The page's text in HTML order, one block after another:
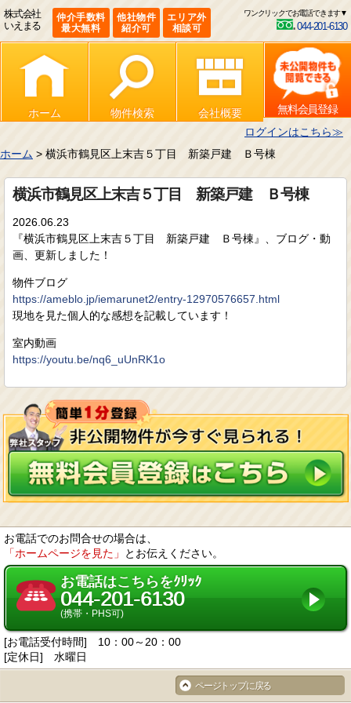
株式会社
いえまる
仲介手数料
最大無料
他社物件
紹介可
エリア外
相談可
ワンクリックでお電話できます▼
044-201-6130
ホーム 物件検索 会社概要
無料会員登録
ログインはこちら≫
ホーム > 横浜市鶴見区上末吉５丁目 新築戸建 Ｂ号棟
横浜市鶴見区上末吉５丁目 新築戸建 Ｂ号棟
2026.06.23
『横浜市鶴見区上末吉５丁目 新築戸建 Ｂ号棟』、ブログ・動
画、更新しました！
物件ブログ
https://ameblo.jp/iemarunet2/entry-12970576657.html
現地を見た個人的な感想を記載しています！
室内動画
https://youtu.be/nq6_uUnRK1o
お電話でのお問合せの場合は、
「ホームページを見た」
とお伝えください。
お電話はこちらをｸﾘｯｸ
044-201-6130
(携帯・PHS可)
[お電話受付時間] 10：00～20：00
[定休日] 水曜日
ページトップに戻る